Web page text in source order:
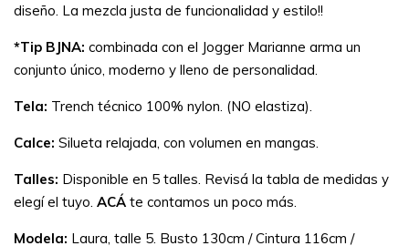
diseño. La mezcla justa de funcionalidad y estilo!!
*Tip BJNA: combinada con el Jogger Marianne arma un
conjunto único, moderno y lleno de personalidad.
Tela: Trench técnico 100% nylon. (NO elastiza).
Calce: Silueta relajada, con volumen en mangas.
Talles: Disponible en 5 talles. Revisá la tabla de medidas y
elegí el tuyo. ACÁ te contamos un poco más.
Modela: Laura, talle 5. Busto 130cm / Cintura 116cm /